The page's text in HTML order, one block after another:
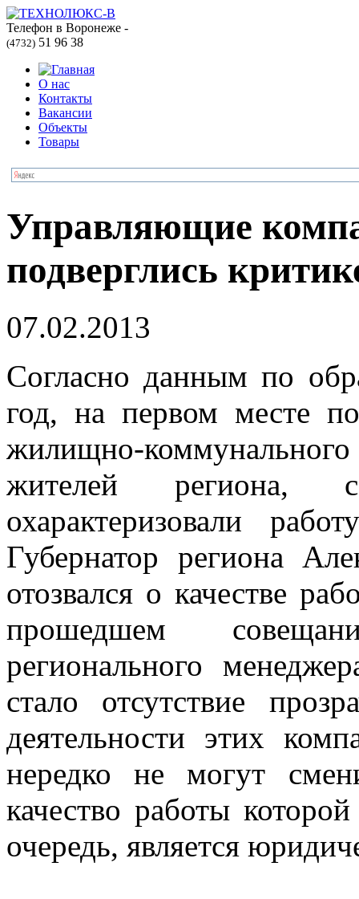
Телефон в Воронеже -
(4732) 51 96 38
О нас
Контакты
Вакансии
Объекты
Товары
Управляющие
подверглись
07.02.2013
Согласно данным по
год, на первом месте
жилищно-
жителей региона,
охарактеризовали
Губернатор региона
отозвался о качестве
прошедшем
регионального
стало отсутствие
деятельности этих
нередко не могут
качество работы
очередь, является